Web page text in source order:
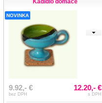
Kadidlo domáce
NOVINKA
9.92,- €
bez DPH
12.20,- €
s DPH